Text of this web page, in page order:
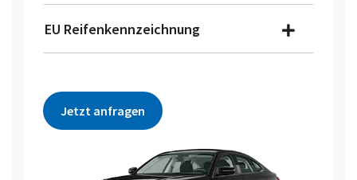
EU Reifenkennzeichnung
Jetzt anfragen